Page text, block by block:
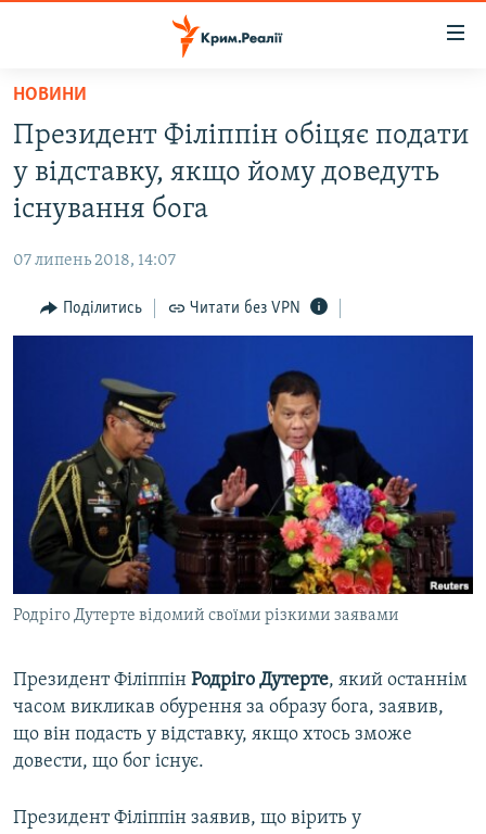
Перейти
основного
матеріалу
Перейти
до
основної
Перейти
до
ВОДА.КРИМ
ВІДЕО ТА ФОТО
БЛОГИ
ПОГЛЯД
ВСЕ ЗА ДЕНЬ
СПЕЦПРОЕКТИ
ДЕПОРТАЦІЯ
ВІДЕОУРОКИ «ELIFBE»
СВІДЧЕННЯ ОКУПАЦІЇ
УКРАЇНСЬКА ПРОБЛЕМА КРИМУ
ІНФОГРАФІКА
ЯК ОБІЙТИ БЛОКУВАННЯ
Русский
Qırımtatar
ДОЛУЧАЙСЯ!
Усі сайти RFE/RL
НОВИНИ
Президент Філіппін обіцяє подати
у відставку, якщо йому доведуть
існування бога
07 липень 2018, 14:07
Поділитись Читати без VPN
Родріго Дутерте відомий своїми різкими заявами
Президент Філіппін Родріго Дутерте, який останнім
часом викликав обурення за образу бога, заявив,
що він подасть у відставку, якщо хтось зможе
довести, що бог існує.
Президент Філіппін заявив, що вірить у